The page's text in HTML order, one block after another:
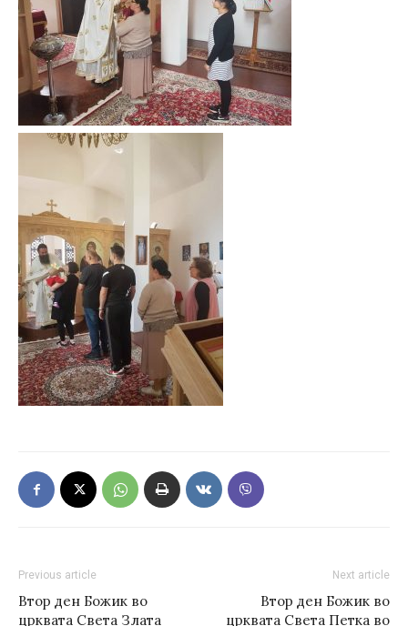
Previous article
Втор ден Божик во
црквата Света Злата
Next article
Втор ден Божик во
црквата Света Петка во